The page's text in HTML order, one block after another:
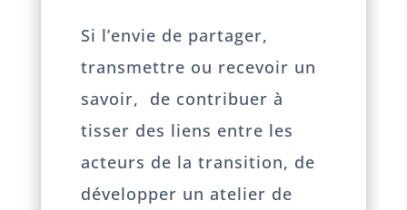
Si l’envie de partager,
transmettre ou recevoir un
savoir, de contribuer à
tisser des liens entre les
acteurs de la transition, de
développer un atelier de